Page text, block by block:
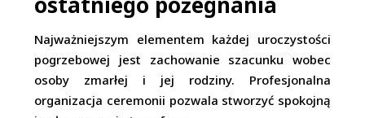
Najważniejszym elementem każdej uroczystości
pogrzebowej jest zachowanie szacunku wobec
osoby zmarłej i jej rodziny. Profesjonalna
organizacja ceremonii pozwala stworzyć spokojną